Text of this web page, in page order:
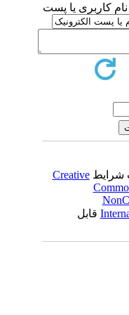
کاربری یا پست
شرایطCreative
قابل